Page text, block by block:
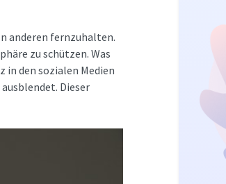
anderen fernzuhalten.
zu schützen. Was
in den sozialen Medien
Dieser